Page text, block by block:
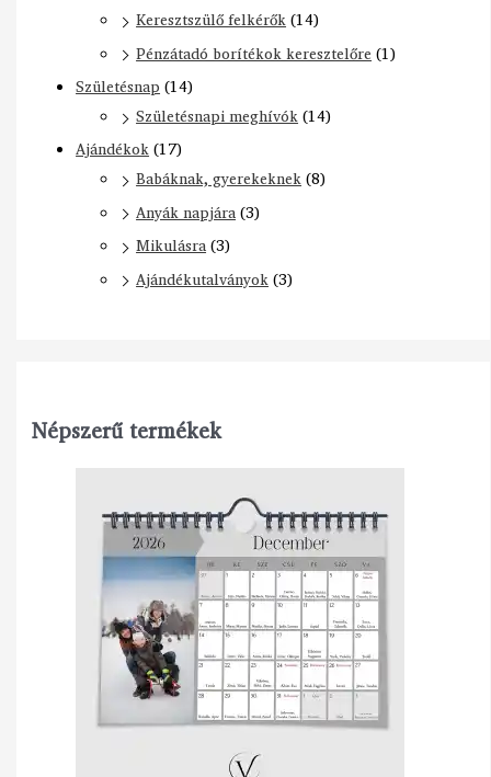
Keresztszülő felkérők(14)
Pénzátadó borítékok keresztelőre (1)
Születésnap (14)
Születésnapi meghívók(14)
Ajándékok(17)
Babáknak, gyerekeknek(8)
Anyák napjára(3)
Mikulásra(3)
Ajándékutalványok(3)
Népszerű termékek